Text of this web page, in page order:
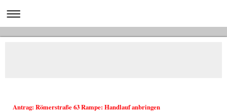
Antrag: Römerstraße 63 Rampe: Handlauf anbringen